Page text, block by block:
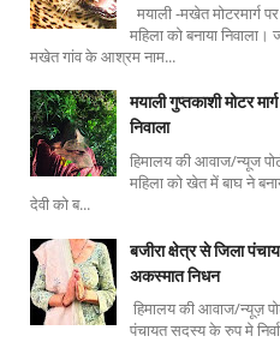
मयाली -मखेत मोटरमार्ग
महिला को बनाया
मखेत गांव के आश्रम नाम...
मयाली गुप्तकाशी मोटर
निवाला
हिमालय की आवाज/न्यूज
महिला को खेत में बाघ ने
देवी को ब...
बजीरा क्षेत्र से जिला
अकस्मात निधन
हिमालय की आवाज/न्यूज़
पंचायत सदस्य के रुप मे